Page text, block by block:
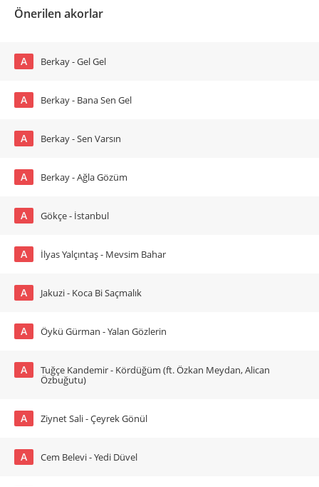
Önerilen akorlar
A Berkay - Gel Gel
A Berkay - Bana Sen Gel
A Berkay - Sen Varsın
A Berkay - Ağla Gözüm
A Gökçe - İstanbul
A İlyas Yalçıntaş - Mevsim Bahar
A Jakuzi - Koca Bi Saçmalık
A Öykü Gürman - Yalan Gözlerin
A Tuğçe Kandemir - Kördüğüm (ft. Özkan Meydan, Alican
Özbuğutu)
A Ziynet Sali - Çeyrek Gönül
A Cem Belevi - Yedi Düvel